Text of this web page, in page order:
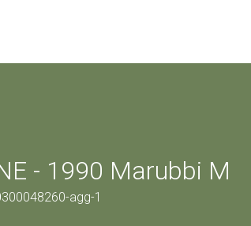
- 1990 Marubbi M
agg-1